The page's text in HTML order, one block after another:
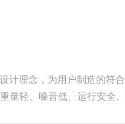
计理念，为用户制造的符
量轻、噪音低、运行安全